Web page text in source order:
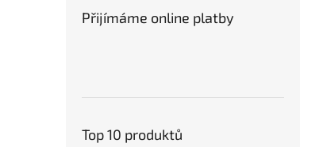
Přijímáme online platby
Top 10 produktů